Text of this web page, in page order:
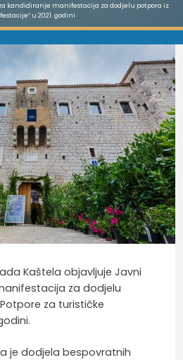
kandidiranje manifestacija za dodjelu potpora iz
u 2021. godini
Kaštela objavljuje Javni
za dodjelu
za turističke
je dodjela bespovratnih